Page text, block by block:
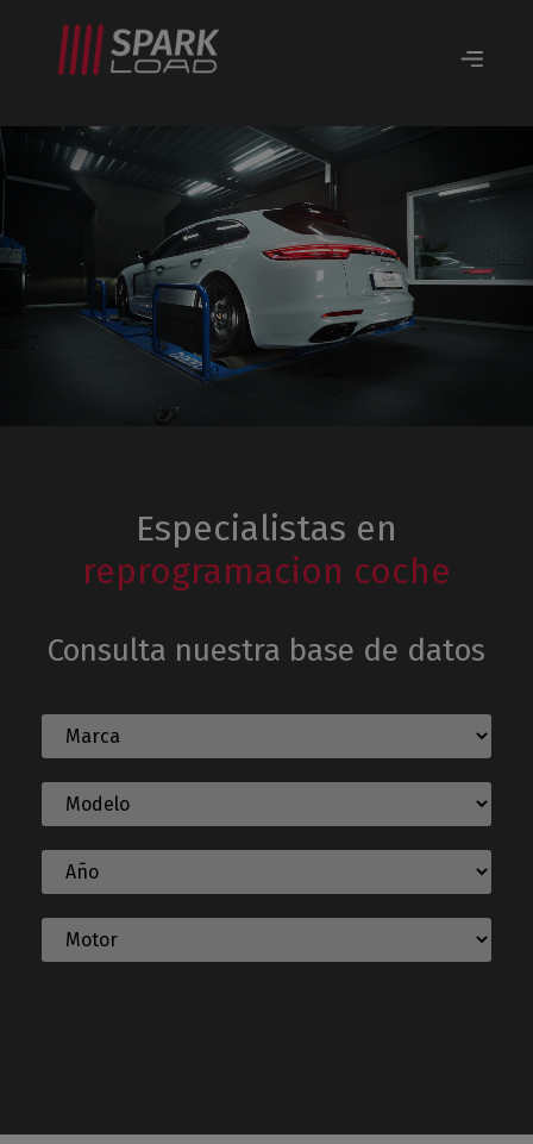
Especialistas en
reprogramacion coche
Consulta nuestra base de datos